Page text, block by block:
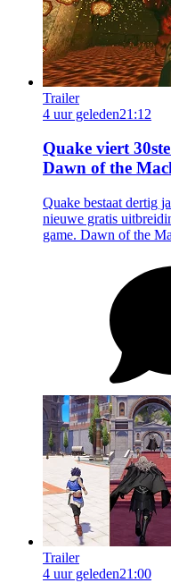
Trailer
4 uur geleden21:12
Quake viert
Dawn of the
Quake bestaat dertig
nieuwe gratis
game. Dawn of the
Trailer
4 uur geleden21:00